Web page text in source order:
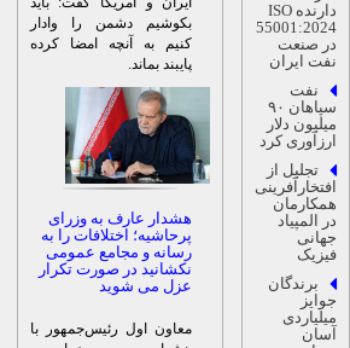
بکوشیم دشمن را وادار
کنیم به آنچه امضا کرده
پایبند بماند.
هشدار عارف به وزرای
پرحاشیه؛ اختلافات را به
رسانه و مجامع عمومی
نکشانید در صورت تکرار
عزل می شوید
معاون اول رئیس‌جمهور با
دارنده ISO
صنعت
ایران
نفت
سپاهان ۹۰
دلار
کرد
تجلیل از
المپیاد
برندگان